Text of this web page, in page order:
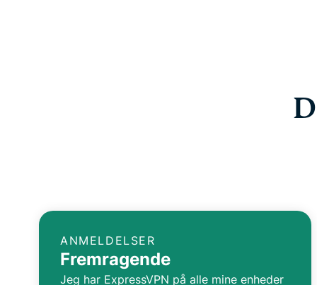
ANMELDELSER
Fremragende
Jeg har ExpressVPN på alle mine enheder